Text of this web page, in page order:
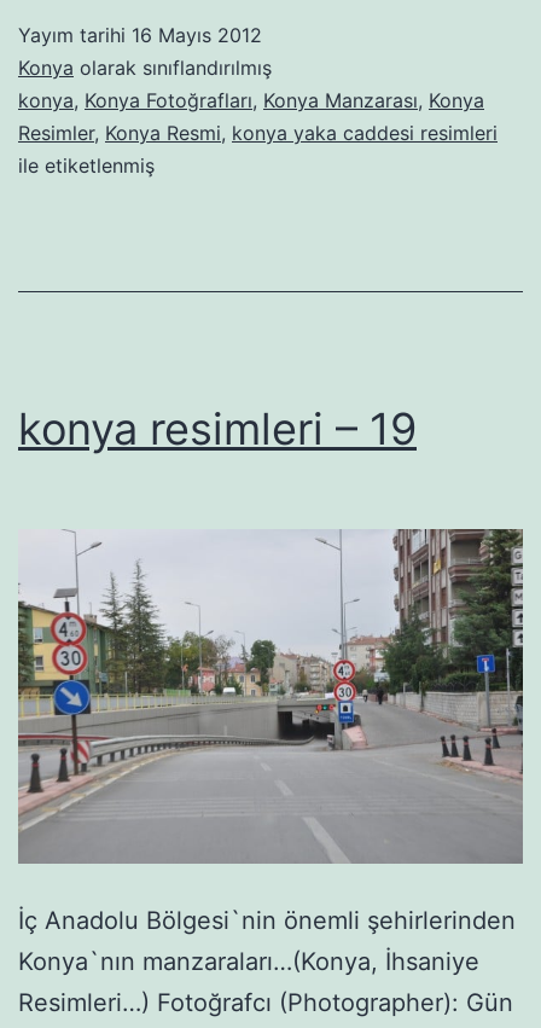
Yayım tarihi 16 Mayıs 2012
Konya olarak sınıflandırılmış
konya, Konya Fotoğrafları, Konya Manzarası, Konya
Resimler, Konya Resmi, konya yaka caddesi resimleri
ile etiketlenmiş
konya resimleri – 19
İç Anadolu Bölgesi`nin önemli şehirlerinden
Konya`nın manzaraları…(Konya, İhsaniye
Resimleri…) Fotoğrafcı (Photographer): Gün